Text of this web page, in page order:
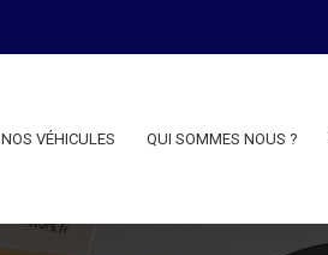
NOS VÉHICULES QUI SOMMES NOUS ?